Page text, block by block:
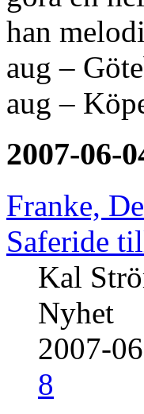
han
aug –
aug –
2007-06-
Franke,
Saferide
Kal
Nyhet
2007-
8